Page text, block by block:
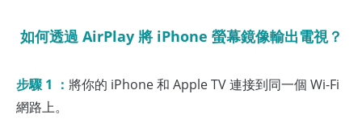
如何透過 AirPlay 將 iPhone 螢幕鏡像輸出電視？
步驟 1 ： 將你的 iPhone 和 Apple TV 連接到同一個 Wi-Fi
網路上。